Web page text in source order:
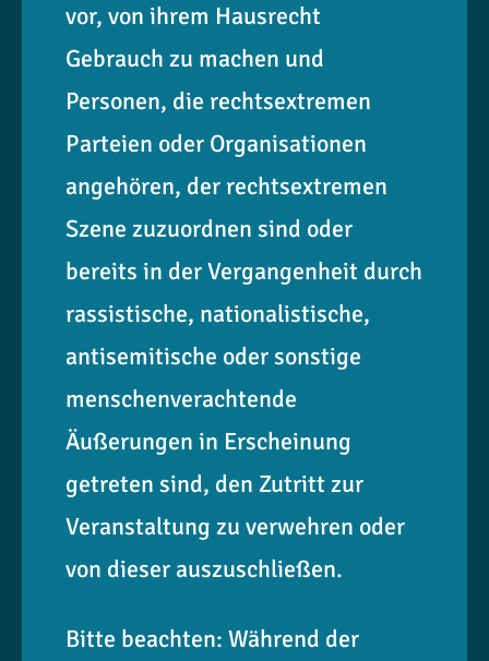
vor, von ihrem Hausrecht
Gebrauch zu machen und
Personen, die rechtsextremen
Parteien oder Organisationen
angehören, der rechtsextremen
Szene zuzuordnen sind oder
bereits in der Vergangenheit durch
rassistische, nationalistische,
antisemitische oder sonstige
menschenverachtende
Äußerungen in Erscheinung
getreten sind, den Zutritt zur
Veranstaltung zu verwehren oder
von dieser auszuschließen.
Bitte beachten: Während der